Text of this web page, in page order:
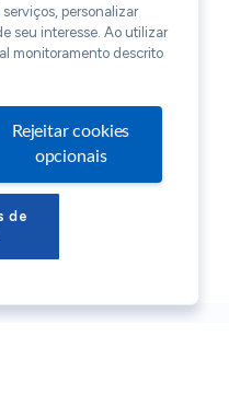
personalizar
seu interesse. Ao utilizar
monitoramento descrito
Rejeitar cookies
opcionais
de